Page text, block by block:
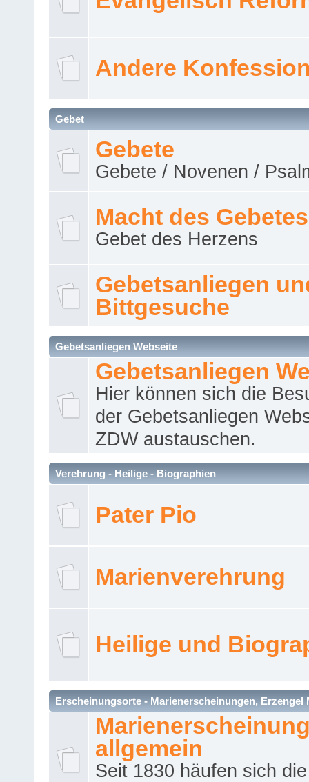
Andere
Gebet
Gebete
Gebete / Novenen /
Macht des Gebetes
Gebet des Herzens
Gebetsanliegen
Bittgesuche
Gebetsanliegen Webseite
Gebetsanliegen
Hier können sich die
der Gebetsanliegen
ZDW austauschen.
Verehrung - Heilige - Biographien
Pater Pio
Marienverehrung
Heilige und
Erscheinungsorte - Marienerscheinungen, Erzengel
allgemein
Seit 1830 häufen sich